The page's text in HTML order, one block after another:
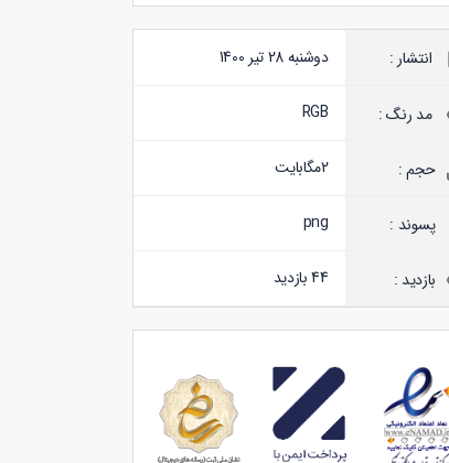
انتشار : دوشنبه 28 تیر 1400
مد رنگ : RGB
حجم : 2مگابایت
پسوند : png
بازدید : 44 بازدید